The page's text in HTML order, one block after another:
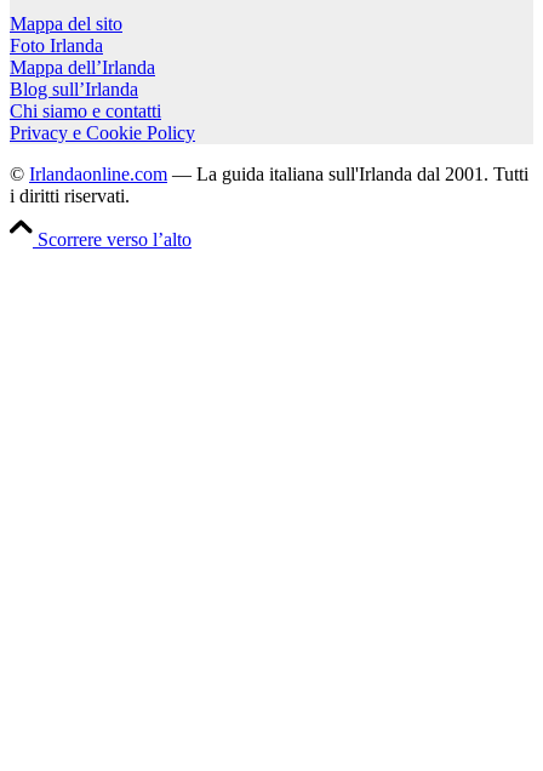
Mappa del sito
Foto Irlanda
Mappa dell’Irlanda
Blog sull’Irlanda
Chi siamo e contatti
Privacy e Cookie Policy
© Irlandaonline.com — La guida italiana sull'Irlanda dal 2001. Tutti
i diritti riservati.
Scorrere verso l’alto